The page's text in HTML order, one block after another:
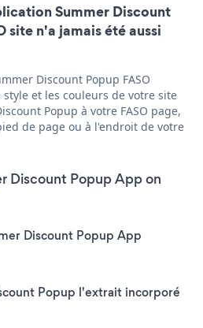
Summer Discount
site n'a jamais été aussi
Discount Popup FASO
et les couleurs de votre site
Popup à votre FASO page,
de page ou à l'endroit de votre
Discount Popup App on
Discount Popup App
Popup l'extrait incorporé